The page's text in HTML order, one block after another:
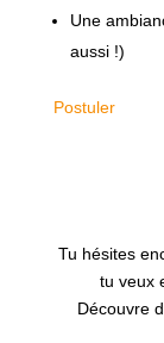
Une
aussi !)
Postuler
Tu hésites
tu veux
Découvre